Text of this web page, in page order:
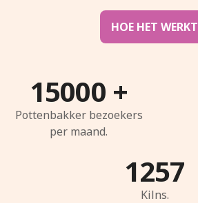
HOE HET WERKT
15000 +
Pottenbakker bezoekers
per maand.
1257
Kilns.